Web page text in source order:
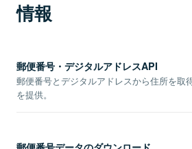
情報
郵便番号・デジタルアドレスAPI
郵便番号とデジタルアドレスから住所を取
を提供。